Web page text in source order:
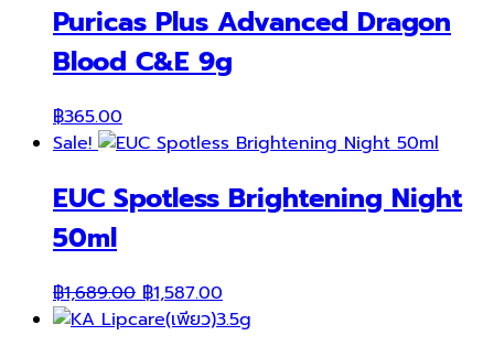
฿1,245.00.฿986.00.
Puricas Plus Advanced Dragon
Blood C&E 9g
฿365.00
Sale!
EUC Spotless Brightening Night
50ml
฿1,689.00 Original
price
฿1,587.00
price